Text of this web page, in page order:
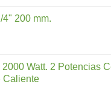
168,65 €
200 mm.
Watt. 2 Potencias
Caliente